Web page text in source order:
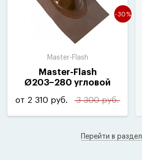
-30%
Master-Flash
Master-Flash
Ø203−280 угловой
от 2 310 руб. 3 300 руб.
Перейти в раздел